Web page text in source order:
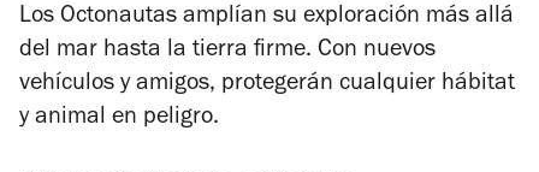
Los Octonautas amplían su exploración más allá
del mar hasta la tierra firme. Con nuevos
vehículos y amigos, protegerán cualquier hábitat
y animal en peligro.